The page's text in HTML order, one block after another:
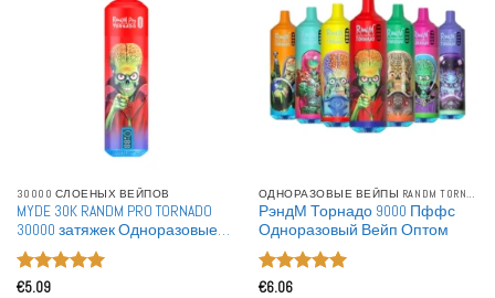
30000 СЛОЕНЫХ ВЕЙПОВ
MYDE 30K RANDM PRO TORNADO
30000 затяжек Одноразовые
вейпы MTL Умный
светодиодный дисплей RGB
свечение Оптовая продажа в
Оценка
€5.09
ОДНОРАЗОВЫЕ ВЕЙПЫ RANDM TORNADO
РэндМ Торнадо 9000 Пффс
Одноразовый Вейп Оптом
Оценка
€6.06